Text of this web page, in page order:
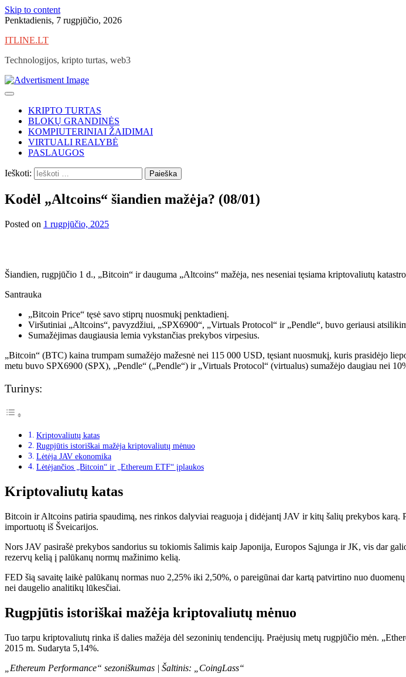
Skip to content
Penktadienis, 7 rugpjūčio, 2026
ITLINE.LT
Technologijos, kripto turtas, web3
KRIPTO TURTAS
BLOKŲ GRANDINĖS
KOMPIUTERINIAI ŽAIDIMAI
VIRTUALI REALYBĖ
PASLAUGOS
Ieškoti:
Kodėl „Altcoins“ šiandien mažėja? (08/01)
Posted on 1 rugpjūčio, 2025
Šiandien, rugpjūčio 1 d., „Bitcoin“ ir dauguma „Altcoins“ mažėja, nes neseniai tęsiama kriptovaliutų
Santrauka
„Bitcoin Price“ tęsė savo stiprų nuosmukį penktadienį.
Viršutiniai „Altcoins“, pavyzdžiui, „SPX6900“, „Virtuals Protocol“ ir „Pendle“, buvo geriausi
Sumažėjimas daugiausia lemia vykstančias prekybos virpesius.
„Bitcoin“ (BTC) kaina trumpam sumažėjo mažesnė nei 115 000 USD, tęsiant nuosmukį, kuris prasidėjo
metu buvo SPX6900 (SPX), „Pendle“ („Pendle“) ir „Virtuals Protocol“ (virtualus) sumažėjo daugiau nei
Turinys:
Kriptovaliutų katas
Rugpjūtis istoriškai mažėja kriptovaliutų mėnuo
Lėtėja JAV ekonomika
Lėtėjančios „Bitcoin“ ir „Ethereum ETF“ įplaukos
Kriptovaliutų katas
Bitcoin ir Altcoins patiria spaudimą, nes rinkos dalyviai reaguoja į didėjantį JAV ir kitų šalių prekybos
importuotų iš Šveicarijos.
Nors JAV pasirašė prekybos sandorius su tokiomis šalimis kaip Japonija, Europos Sąjunga ir JK, vis dar
rezervų kelią į palūkanų normų mažinimo kelią.
FED šią savaitę laikė palūkanų normas nuo 2,25% iki 2,50%, o pareigūnai dar kartą patvirtino nuo
nei daugelio analitikų lūkesčiai.
Rugpjūtis istoriškai mažėja kriptovaliutų mėnuo
Tuo tarpu kriptovaliutų rinka iš dalies mažėja dėl sezoninių tendencijų. Praėjusių metų rugpjūčio mėn.
2015 m. Sudaryta 5,14%.
„Ethereum Performance“ sezoniškumas | Šaltinis: „CoingLass“